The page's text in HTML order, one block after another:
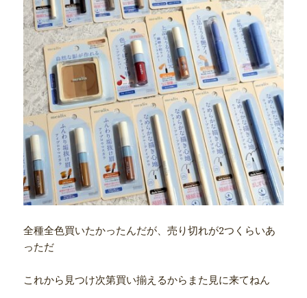
全種全色買いたかったんだが、売り切れが2つくらいあ
っただ
これから見つけ次第買い揃えるからまた見に来てねん